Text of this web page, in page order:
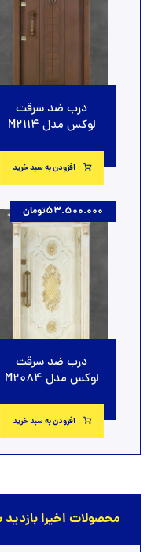
درب ضد سرقت
لوکس مدل M2114
افزودن به سبد خرید
درب ضد سرقت
لوکس مدل M2084
53.500.000تومان
افزودن به سبد خرید
محصولات اخیرا